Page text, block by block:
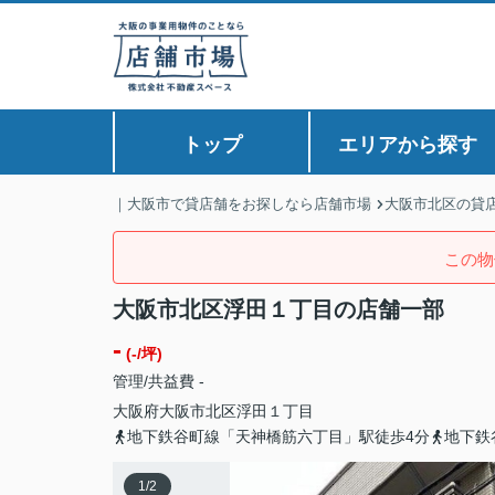
トップ エリアから探す
｜大阪市で貸店舗をお探しなら店舗市場 大阪市北区の貸
この
大阪市北区浮田１丁目の店舗一部
- (-/坪)
管理/共益費 -
大阪府大阪市北区浮田 １丁目
地下鉄谷町線「天神橋筋六丁目」駅徒歩4分
地下鉄
1/2